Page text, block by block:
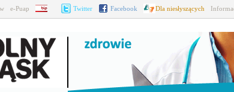
e-Puap BIP Twitter Facebook Dla niesłyszących